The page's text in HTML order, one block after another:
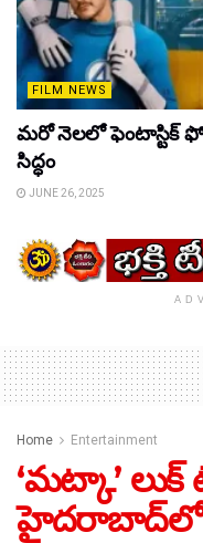
FILM NEWS
మరో నెలలో ఫెంటాస్టిక్
సిద్ధం
JUNE 26, 2025
Home Entertainment
‘మట్కా’ లుక్
హైదరాబాద్‌లో